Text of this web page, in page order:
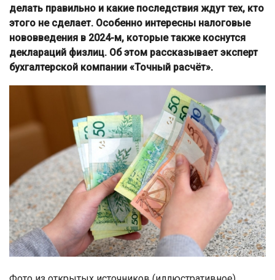
делать правильно и какие последствия ждут тех, кто
этого не сделает. Особенно интересны налоговые
нововведения в 2024-м, которые также коснутся
деклараций физлиц. Об этом рассказывает эксперт
бухгалтерской компании «Точный расчёт».